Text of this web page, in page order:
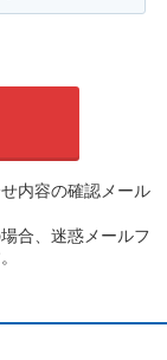
内容の確認メール
合、迷惑メールフ